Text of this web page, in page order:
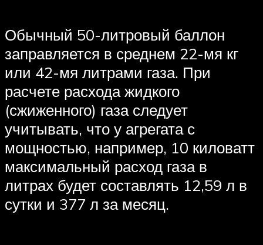
Обычный 50-литровый баллон
заправляется в среднем 22-мя кг
или 42-мя литрами газа. При
расчете расхода жидкого
(сжиженного) газа следует
учитывать, что у агрегата с
мощностью, например, 10 киловатт
максимальный расход газа в
литрах будет составлять 12,59 л в
сутки и 377 л за месяц.